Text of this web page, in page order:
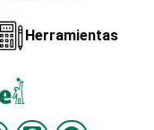
Herramientas